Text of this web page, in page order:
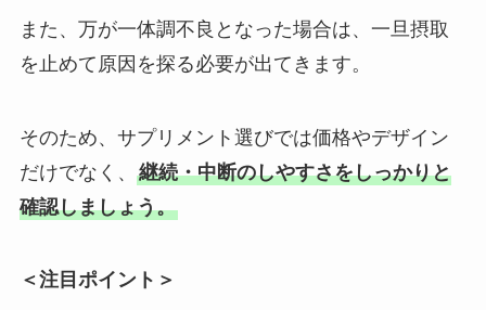
また、万が一体調不良となった場合は、一旦摂取
を止めて原因を探る必要が出てきます。
そのため、サプリメント選びでは価格やデザイン
だけでなく、 継続・中断のしやすさをしっかりと
確認しましょう。
＜注目ポイント＞